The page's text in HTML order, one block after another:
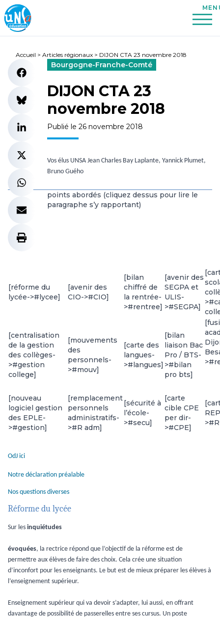
Accueil > Articles régionaux > DIJON CTA 23 novembre 2018
Bourgogne-Franche-Comté
DIJON CTA 23
novembre 2018
Publié le 26 novembre 2018
Vos élus UNSA Jean Charles Bay Laplante, Yannick Plumet,
Bruno Guého
points abordés (cliquez dessus pour lire le
paragraphe s’y rapportant)
[réforme du
lycée->#lycee]
[avenir des
CIO->#CIO]
[bilan
chiffré de
la rentrée-
>#rentree]
[avenir des
SEGPA et
ULIS-
>#SEGPA]
[centralisation
de la gestion
des collèges-
>#gestion
college]
[mouvements
des
personnels-
>#mouv]
[carte des
langues-
>#langues]
[bilan
liaison Bac
Pro / BTS-
>#bilan
pro bts]
[nouveau
logiciel gestion
des EPLE-
>#gestion]
[remplacement
personnels
administratifs-
>#R adm]
[sécurité à
l’école-
>#secu]
[carte
cible CPE
per dir-
>#CPE]
OdJ ici
Notre déclaration préalable
Nos questions diverses
Réforme du lycée
Sur les inquiétudes
évoquées, la rectrice répond que l’objectif de la réforme est de
permettre aux élèves de faire des choix. Cela crée une situation
d’inconfort pour les enseignants. Le but est de mieux préparer les élèves à
l’enseignement supérieur.
Enseignement supérieur qui va devoir s’adapter, lui aussi, en offrant
davantage de possibilité de passerelles entre ses cursus. Un poste